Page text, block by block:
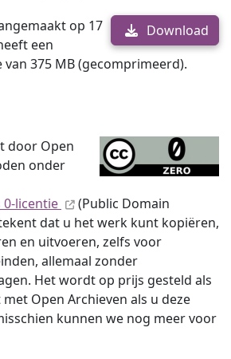
Download
op 17
een
375 MB (gecomprimeerd).
door Open
onder
0-licentie
(Public Domain
dat u het werk kunt kopiëren,
en uitvoeren, zelfs voor
allemaal zonder
Het wordt op prijs gesteld als
Open Archieven als u deze
kunnen we nog meer voor